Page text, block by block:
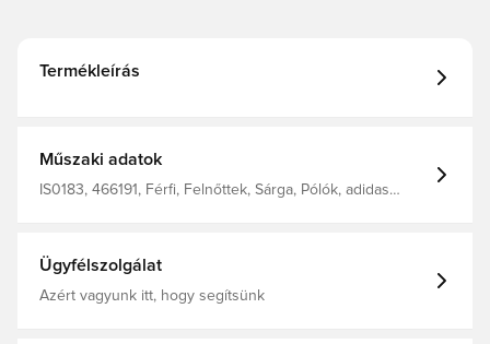
Termékleírás
Műszaki adatok
IS0183, 466191, Férfi, Felnőttek, Sárga, Pólók, adidas
Ügyfélszolgálat
Azért vagyunk itt, hogy segítsünk